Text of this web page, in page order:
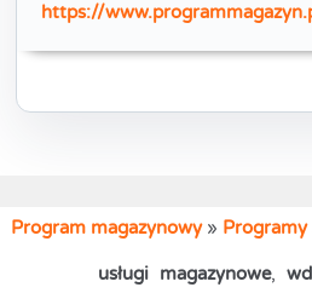
https://
Program magazynowy» Programy
usługi magazynowe,